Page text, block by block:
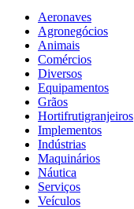
Aeronaves
Agronegócios
Animais
Comércios
Diversos
Equipamentos
Grãos
Hortifrutigranjeiros
Implementos
Indústrias
Maquinários
Náutica
Serviços
Veículos